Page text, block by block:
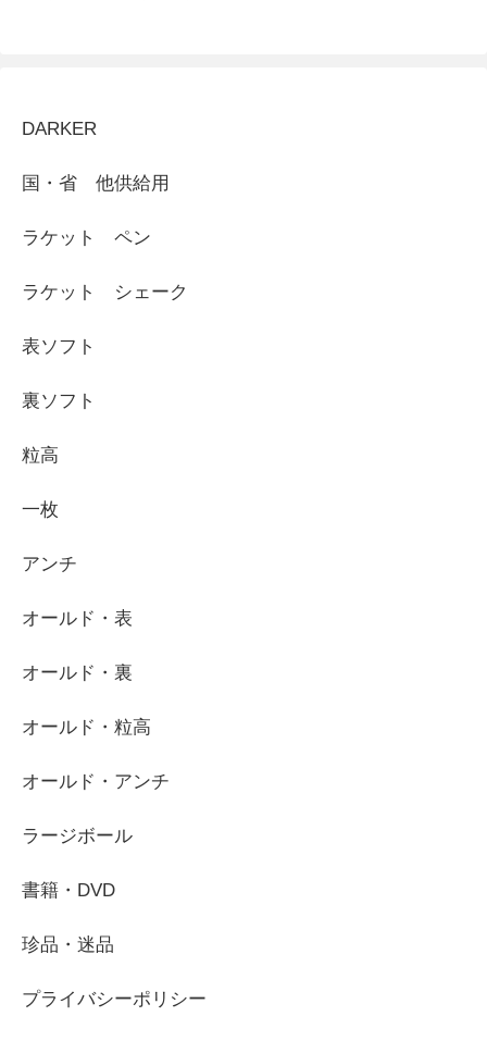
DARKER
国・省 他供給用
ラケット ペン
ラケット シェーク
表ソフト
裏ソフト
粒高
一枚
アンチ
オールド・表
オールド・裏
オールド・粒高
オールド・アンチ
ラージボール
書籍・DVD
珍品・迷品
プライバシーポリシー